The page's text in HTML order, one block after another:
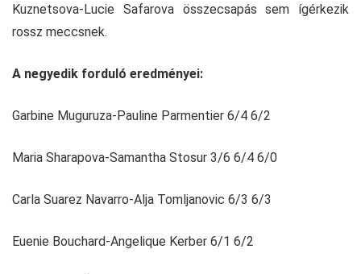
Kuznetsova-Lucie Safarova összecsapás sem ígérkezik
rossz meccsnek.
A negyedik forduló eredményei:
Garbine Muguruza-Pauline Parmentier 6/4 6/2
Maria Sharapova-Samantha Stosur 3/6 6/4 6/0
Carla Suarez Navarro-Alja Tomljanovic 6/3 6/3
Euenie Bouchard-Angelique Kerber 6/1 6/2